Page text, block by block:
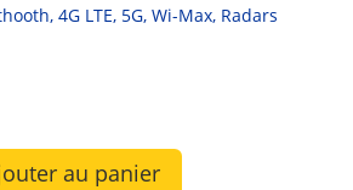
4G LTE, 5G, Wi-Max, Radars
au panier